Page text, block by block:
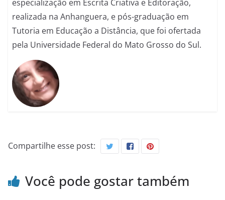
especialização em Escrita Criativa e Editoração,
realizada na Anhanguera, e pós-graduação em
Tutoria em Educação a Distância, que foi ofertada
pela Universidade Federal do Mato Grosso do Sul.
Compartilhe esse post:
Você pode gostar também